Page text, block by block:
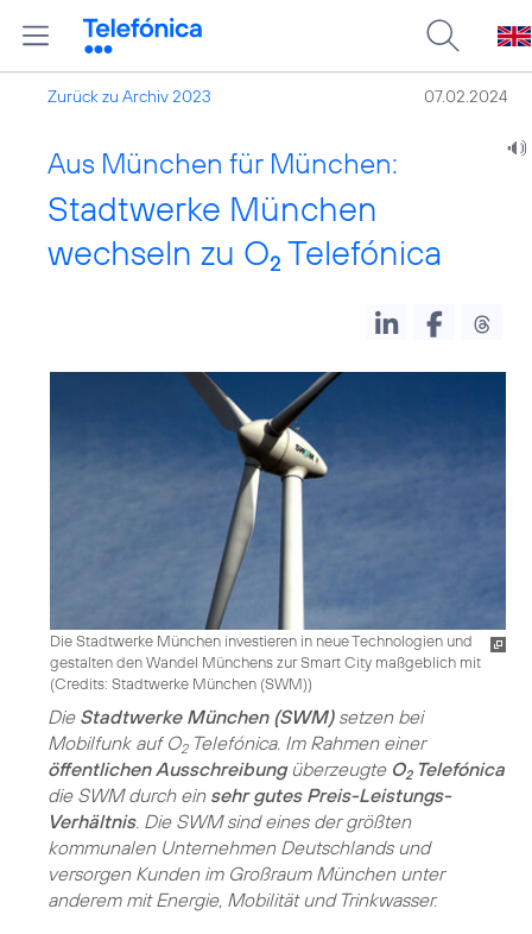
Zurück zu Archiv 2023 07.02.2024
Aus München für München:
Stadtwerke München
wechseln zu O2 Telefónica
Die Stadtwerke München investieren in neue Technologien und
gestalten den Wandel Münchens zur Smart City maßgeblich mit
(Credits: Stadtwerke München (SWM))
Die Stadtwerke München (SWM)setzen bei
Mobilfunk auf O2Telefónica. Im Rahmen einer
öffentlichen Ausschreibungüberzeugte O2Telefónica
die SWM durch ein sehr gutes Preis-Leistungs-
Verhältnis. Die SWM sind eines der größten
kommunalen Unternehmen Deutschlands und
versorgen Kunden im Großraum München unter
anderem mit Energie, Mobilität und Trinkwasser.